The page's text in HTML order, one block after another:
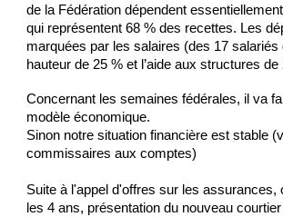
de la Fédération dépendent
qui représentent 68 % des recettes. Les
marquées par les salaires (des 17 salariés
hauteur de 25 % et l’aide aux structures de
Concernant les semaines fédérales, il va
modèle économique.
Sinon notre situation financière est stable
commissaires aux comptes)
Suite à l'appel d'offres sur les assurances,
les 4 ans, présentation du nouveau